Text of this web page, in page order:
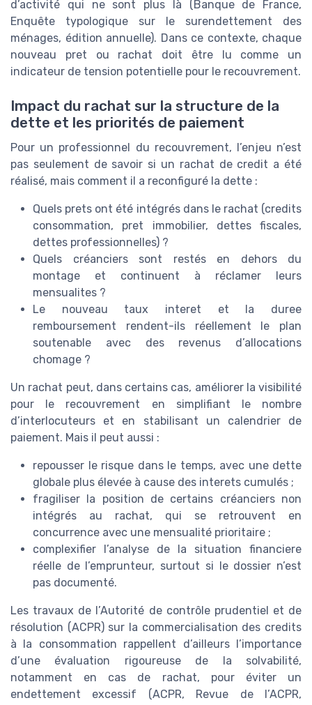
d’activité qui ne sont plus là (Banque de France,
Enquête typologique sur le surendettement des
ménages, édition annuelle). Dans ce contexte, chaque
nouveau pret ou rachat doit être lu comme un
indicateur de tension potentielle pour le recouvrement.
Impact du rachat sur la structure de la
dette et les priorités de paiement
Pour un professionnel du recouvrement, l’enjeu n’est
pas seulement de savoir si un rachat de credit a été
réalisé, mais comment il a reconfiguré la dette :
Quels prets ont été intégrés dans le rachat (credits
consommation, pret immobilier, dettes fiscales,
dettes professionnelles) ?
Quels créanciers sont restés en dehors du
montage et continuent à réclamer leurs
mensualites ?
Le nouveau taux interet et la duree
remboursement rendent-ils réellement le plan
soutenable avec des revenus d’allocations
chomage ?
Un rachat peut, dans certains cas, améliorer la visibilité
pour le recouvrement en simplifiant le nombre
d’interlocuteurs et en stabilisant un calendrier de
paiement. Mais il peut aussi :
repousser le risque dans le temps, avec une dette
globale plus élevée à cause des interets cumulés ;
fragiliser la position de certains créanciers non
intégrés au rachat, qui se retrouvent en
concurrence avec une mensualité prioritaire ;
complexifier l’analyse de la situation financiere
réelle de l’emprunteur, surtout si le dossier n’est
pas documenté.
Les travaux de l’Autorité de contrôle prudentiel et de
résolution (ACPR) sur la commercialisation des credits
à la consommation rappellent d’ailleurs l’importance
d’une évaluation rigoureuse de la solvabilité,
notamment en cas de rachat, pour éviter un
endettement excessif (ACPR, Revue de l’ACPR,